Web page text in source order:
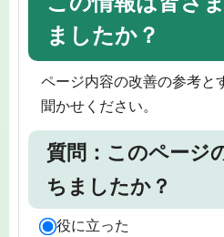
ましたか？
ページ内容の改善の参考と
聞かせください。
質問：このページ
ちましたか？
役に立った